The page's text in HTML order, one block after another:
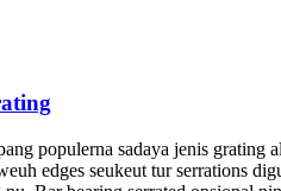
populerna sadaya jenis
edges seukeut tur serrations